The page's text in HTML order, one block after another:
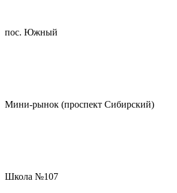
пос. Южный
Мини-рынок (проспект Сибирский)
Школа №107